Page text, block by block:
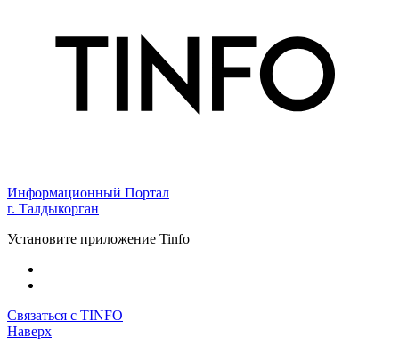
Информационный Портал
г. Талдыкорган
Установите приложение Tinfo
Связаться с TINFO
Наверх